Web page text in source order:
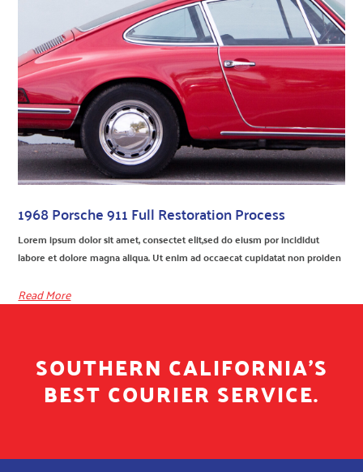
1968 Porsche 911 Full Restoration Process
Lorem ipsum dolor sit amet, consectet elit,sed do eiusm por incididut
labore et dolore magna aliqua. Ut enim ad occaecat cupidatat non proiden
Read More
SOUTHERN CALIFORNIA'S
BEST COURIER SERVICE.